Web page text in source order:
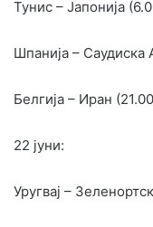
Тунис – Јапонија
Шпанија – Саудиска
Белгија – Иран
22 јуни:
Уругвај –